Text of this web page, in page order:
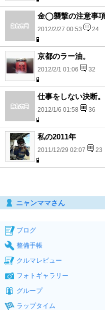
金◯襲撃の注意事
2012/2/27 00:53 24
京都のラー油。
2012/2/1 01:06 32
仕事をしない決断。
2012/1/6 01:58 36
私の2011年
2011/12/29 02:07 23
ニャンママさん
ブログ
整備手帳
クルマレビュー
フォトギャラリー
グループ
ラップタイム